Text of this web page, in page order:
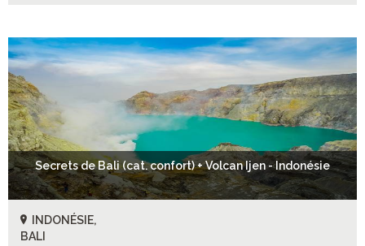
Secrets de Bali (cat. confort) + Volcan Ijen - Indonésie
INDONÉSIE,
BALI